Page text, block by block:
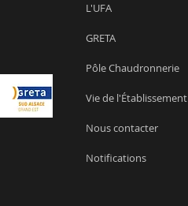
L'UFA
GRETA
Pôle Chaudronnerie
Vie de l'Établissement
Nous contacter
Notifications